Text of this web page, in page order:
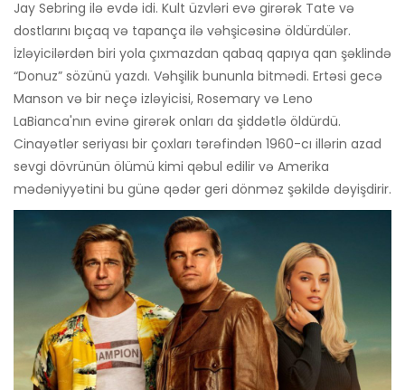
Jay Sebring ilə evdə idi. Kult üzvləri evə girərək Tate və
dostlarını bıçaq və tapança ilə vəhşicəsinə öldürdülər.
İzləyicilərdən biri yola çıxmazdan qabaq qapıya qan şəklində
“Donuz” sözünü yazdı. Vəhşilik bununla bitmədi. Ertəsi gecə
Manson və bir neçə izləyicisi, Rosemary və Leno
LaBianca'nın evinə girərək onları da şiddətlə öldürdü.
Cinayətlər seriyası bir çoxları tərəfindən 1960-cı illərin azad
sevgi dövrünün ölümü kimi qəbul edilir və Amerika
mədəniyyətini bu günə qədər geri dönməz şəkildə dəyişdirir.